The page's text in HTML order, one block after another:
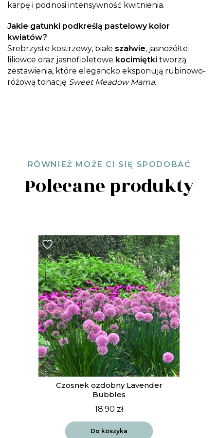
karpę i podnosi intensywność kwitnienia.
Jakie gatunki podkreślą pastelowy kolor
kwiatów?
Srebrzyste kostrzewy, białe szałwie, jasnożółte
liliowce oraz jasnofioletowe kocimiętki tworzą
zestawienia, które elegancko eksponują rubinowo-
różową tonację Sweet Meadow Mama.
RÓWNIEŻ MOŻE CI SIĘ SPODOBAĆ
Polecane produkty
Czosnek ozdobny Lavender
Bubbles
18.90 zł
Do koszyka